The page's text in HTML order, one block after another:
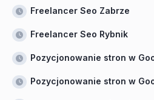
Freelancer Seo Zabrze
Freelancer Seo Rybnik
Pozycjonowanie stron w
Pozycjonowanie stron w